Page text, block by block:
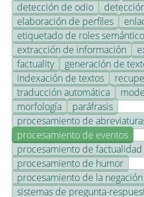
detección de odio
elaboración de perfiles
etiquetado de roles
extracción de información
factuality
generación de
indexación de textos
traducción automática
morfología
paráfrasis
procesamiento de
procesamiento de eventos
procesamiento de factualidad
procesamiento de humor
procesamiento de la negación
sistemas de pregunta-